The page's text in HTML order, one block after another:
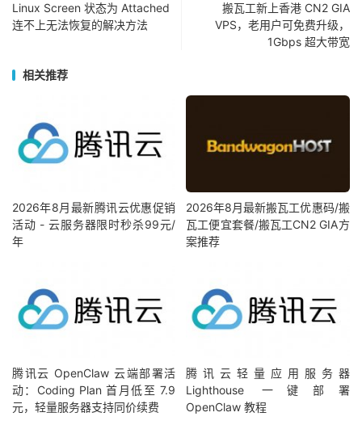
Linux Screen 状态为 Attached
连不上无法恢复的解决方法
搬瓦工新上香港 CN2 GIA
VPS，老用户可免费升级，
1Gbps 超大带宽
相关推荐
2026年8月最新腾讯云优惠促销
活动 - 云服务器限时秒杀99元/
年
2026年8月最新搬瓦工优惠码/搬
瓦工便宜套餐/搬瓦工CN2 GIA方
案推荐
腾讯云 OpenClaw 云端部署活
动：Coding Plan 首月低至 7.9
元，轻量服务器支持同价续费
腾讯云轻量应用服务器
Lighthouse 一键部署
OpenClaw 教程